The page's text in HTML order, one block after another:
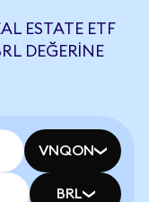
ESTATE ETF
DEĞERINE
VNQON
BRL